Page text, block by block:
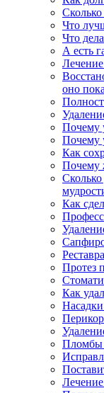
Сколько
Что
Что
А есть
оно
Почему
Почему
Как
Почему
Сколько
Как
Протез
Как
Пломбы